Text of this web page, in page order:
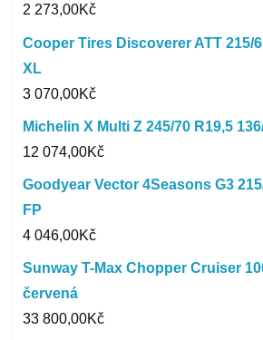
2 273,00Kč
Cooper Tires Discoverer ATT 215/
XL
3 070,00Kč
Michelin X Multi Z 245/70 R19,5
12 074,00Kč
Goodyear Vector 4Seasons G3
FP
4 046,00Kč
Sunway T-Max Chopper Cruiser
červená
33 800,00Kč